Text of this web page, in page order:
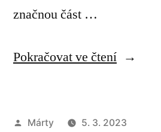
značnou část …
Pokračovat ve čtení
Autor
Márty
5. 3. 2023